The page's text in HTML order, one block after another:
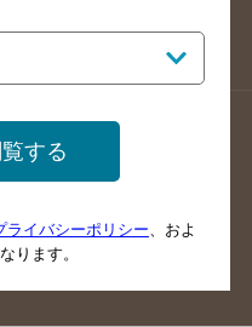
する
ライバシーポリシー、およ
ります。